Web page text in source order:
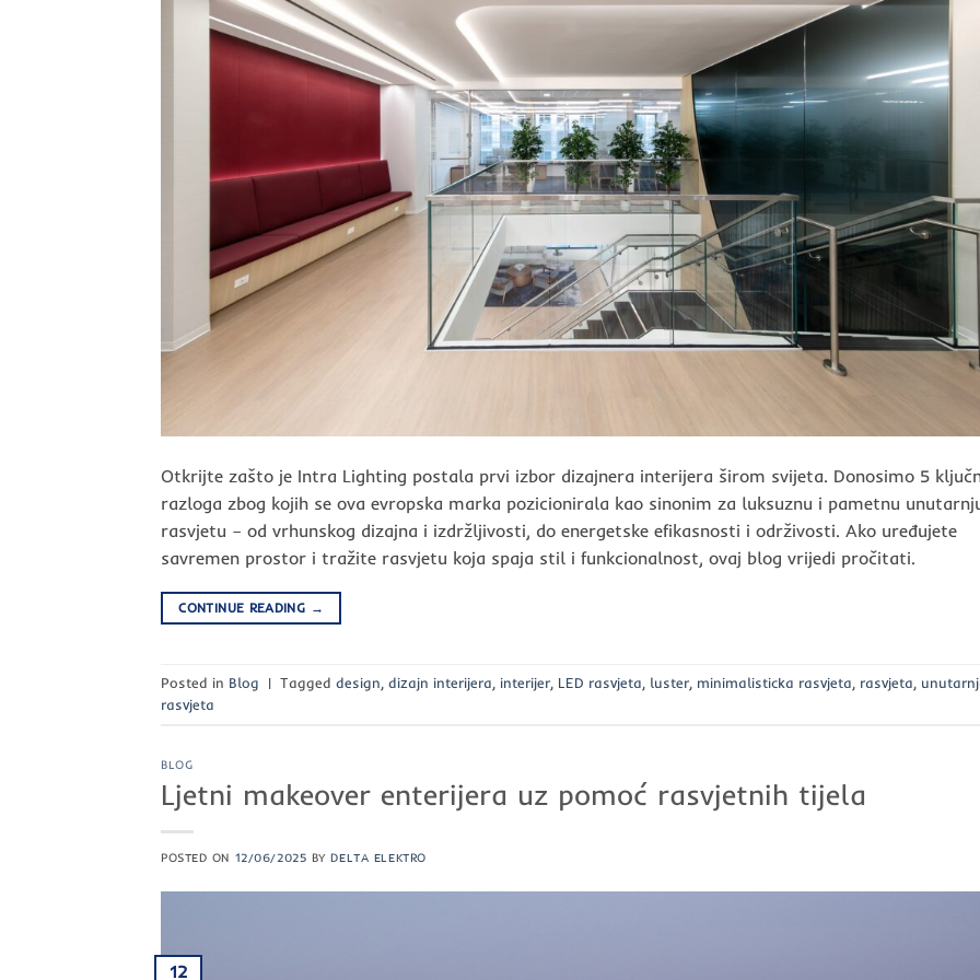
Otkrijte zašto je Intra Lighting postala prvi izbor dizajnera interijera širom svijeta. Donosimo 5
razloga zbog kojih se ova evropska marka pozicionirala kao sinonim za luksuznu i pametnu
rasvjetu – od vrhunskog dizajna i izdržljivosti, do energetske efikasnosti i održivosti. Ako uređujete
savremen prostor i tražite rasvjetu koja spaja stil i funkcionalnost, ovaj blog vrijedi pročitati.
CONTINUE READING →
Posted in Blog | Tagged design, dizajn interijera, interijer, LED rasvjeta, luster, minimalisticka rasvjeta, rasvjeta,
rasvjeta
BLOG
Ljetni makeover enterijera uz pomoć rasvjetnih tijela
POSTED ON 12/06/2025 BYDELTA ELEKTRO
12